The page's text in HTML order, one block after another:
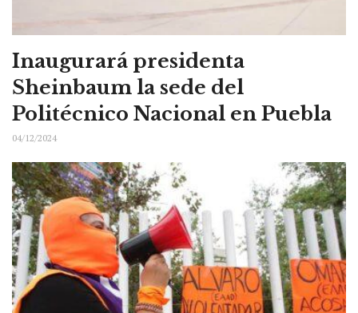
Inaugurará presidenta
Sheinbaum la sede del
Politécnico Nacional en Puebla
04/12/2024